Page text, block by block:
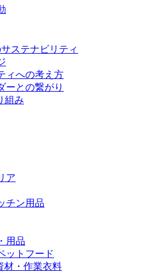
ステナビリティ
ィへの考え方
ーとの繋がり
組み
ア
チン用品
用品
ットフード
材・作業衣料